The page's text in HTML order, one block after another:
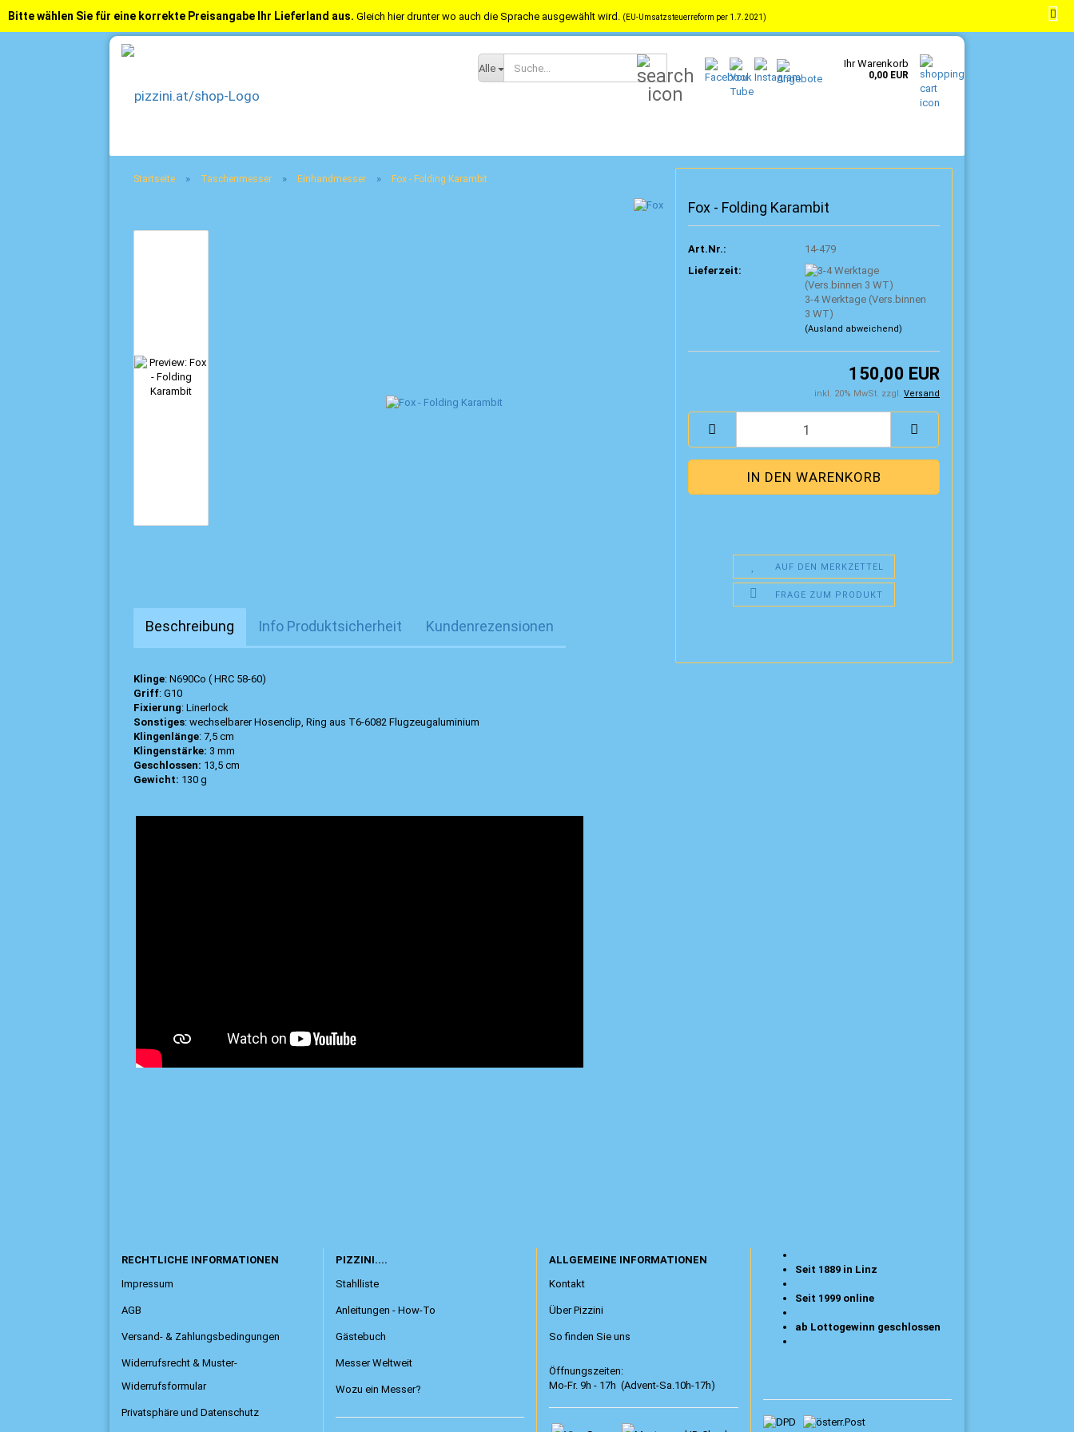
Versandkostenfrei in Österreich ab 100,-- / nach Deutschland ab 150,--
Alle Ihr Warenkorb
0,00 EUR
Bitte wählen Sie für eine korrekte Preisangabe Ihr Lieferland aus. Gleich hier drunter wo auch die Sprache ausgewählt wird. (EU-Umsatzsteuerreform per 1.7.2021)
Startseite » Taschenmesser » Einhandmesser » Fox - Folding Karambit
Fox - Folding Karambit
Art.Nr.:
14-479
Lieferzeit:
3-4 Werktage (Vers.binnen
3 WT)
(Ausland abweichend)
150,00 EUR
inkl. 20% MwSt. zzgl. Versand
AUF DEN MERKZETTEL
FRAGE ZUM PRODUKT
Beschreibung Info Produktsicherheit Kundenrezensionen
Klinge: N690Co ( HRC 58-60)
Griff: G10
Fixierung: Linerlock
Sonstiges: wechselbarer Hosenclip, Ring aus T6-6082 Flugzeugaluminium
Klingenlänge: 7,5 cm
Klingenstärke: 3 mm
Geschlossen: 13,5 cm
Gewicht: 130 g
RECHTLICHE INFORMATIONEN
Impressum
AGB
Versand- & Zahlungsbedingungen
Widerrufsrecht & Muster-
Widerrufsformular
Privatsphäre und Datenschutz
PIZZINI....
Stahlliste
Anleitungen - How-To
Gästebuch
Messer Weltweit
Wozu ein Messer?
ALLGEMEINE INFORMATIONEN
Kontakt
Über Pizzini
So finden Sie uns
Öffnungszeiten:
Mo-Fr. 9h - 17h (Advent-Sa.10h-17h)
Seit 1889 in Linz
Seit 1999 online
ab Lottogewinn geschlossen